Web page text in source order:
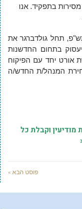
בתפקיד. אנו
תחל גולדברגר את
בתחום החדשנות
אורט יחד עם הפיקוח
המנהל/ת החדש/ה
וקבלת כל
פוסט הבא »